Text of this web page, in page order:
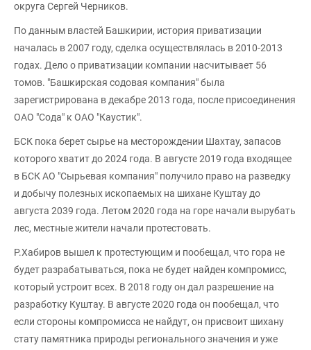
округа Сергей Черников.
По данным властей Башкирии, история приватизации
началась в 2007 году, сделка осуществлялась в 2010-2013
годах. Дело о приватизации компании насчитывает 56
томов. "Башкирская содовая компания" была
зарегистрирована в декабре 2013 года, после присоединения
ОАО "Сода" к ОАО "Каустик".
БСК пока берет сырье на месторождении Шахтау, запасов
которого хватит до 2024 года. В августе 2019 года входящее
в БСК АО "Сырьевая компания" получило право на разведку
и добычу полезных ископаемых на шихане Куштау до
августа 2039 года. Летом 2020 года на горе начали вырубать
лес, местные жители начали протестовать.
Р.Хабиров вышел к протестующим и пообещал, что гора не
будет разрабатываться, пока не будет найден компромисс,
который устроит всех. В 2018 году он дал разрешение на
разработку Куштау. В августе 2020 года он пообещал, что
если стороны компромисса не найдут, он присвоит шихану
стату памятника природы регионального значения и уже